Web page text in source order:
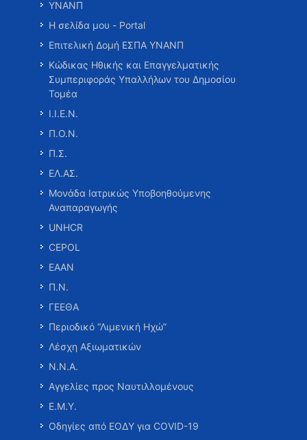
ΥΝΑΝΠ
Η σελίδα μου - Portal
Επιτελική Δομή ΕΣΠΑ ΥΝΑΝΠ
Κώδικας Ηθικής και Επαγγελματικής
Συμπεριφοράς Υπαλλήλων του Δημοσίου
Τομέα
Ι.Ι.Ε.Ν.
Π.Ο.Ν.
Π.Σ.
ΕΛ.ΑΣ.
Μονάδα Ιατρικώς Υποβοηθούμενης
Αναπαραγωγής
UNHCR
CEPOL
ΕΑΑΝ
Π.Ν.
ΓΕΕΘΑ
Περιοδικό “Λιμενική Ηχώ”
Λέσχη Αξιωματικών
Ν.Ν.Α.
Αγγελίες προς Ναυτιλλομένους
Ε.Μ.Υ.
Οδηγίες από ΕΟΔΥ για COVID-19